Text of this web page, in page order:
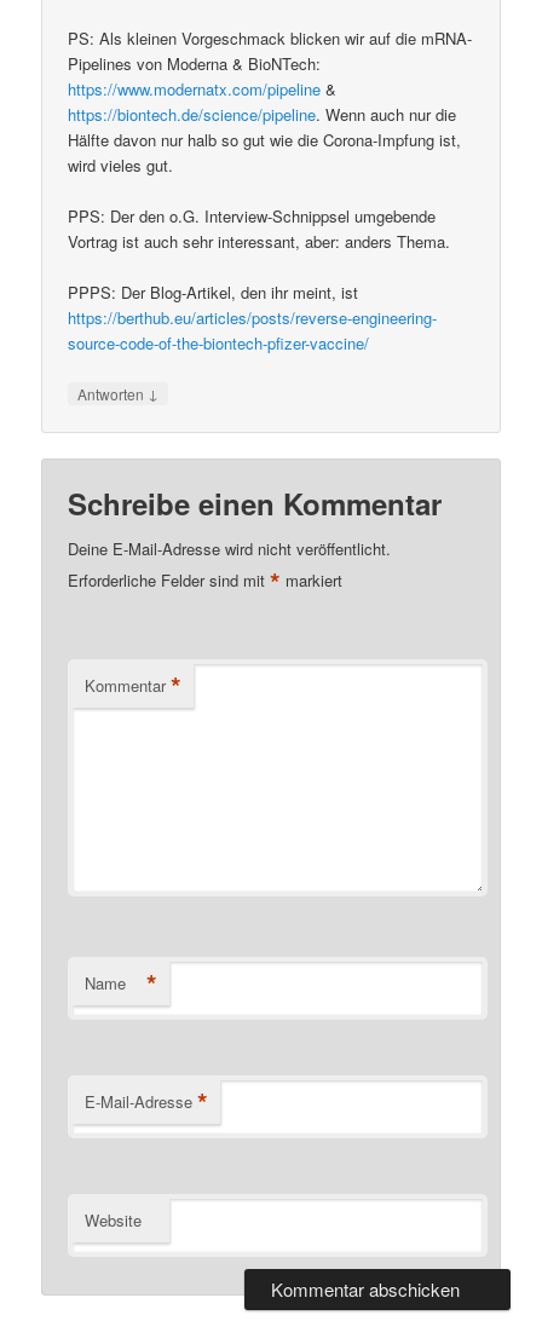
PS: Als kleinen Vorgeschmack blicken wir auf die mRNA-
Pipelines von Moderna & BioNTech:
https://www.modernatx.com/pipeline &
https://biontech.de/science/pipeline. Wenn auch nur die
Hälfte davon nur halb so gut wie die Corona-Impfung ist,
wird vieles gut.
PPS: Der den o.G. Interview-Schnippsel umgebende
Vortrag ist auch sehr interessant, aber: anders Thema.
PPPS: Der Blog-Artikel, den ihr meint, ist
https://berthub.eu/articles/posts/reverse-engineering-
source-code-of-the-biontech-pfizer-vaccine/
Antworten ↓
Schreibe einen Kommentar
Deine E-Mail-Adresse wird nicht veröffentlicht.
Erforderliche Felder sind mit* markiert
Kommentar *
Name *
E-Mail-Adresse *
Website